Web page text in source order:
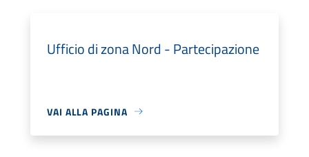
Ufficio di zona Nord - Partecipazione
VAI ALLA PAGINA